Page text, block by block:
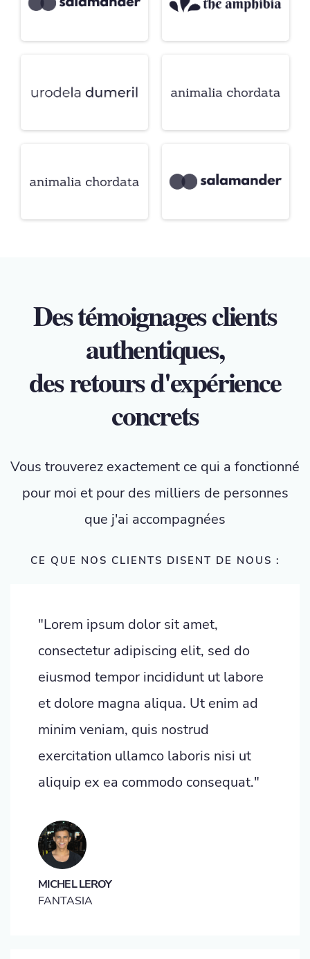
Des témoignages clients
authentiques,
des retours d'expérience
concrets
Vous trouverez exactement ce qui a fonctionné
pour moi et pour des milliers de personnes
que j'ai accompagnées
CE QUE NOS CLIENTS DISENT DE NOUS :
"Lorem ipsum dolor sit amet,
consectetur adipiscing elit, sed do
eiusmod tempor incididunt ut labore
et dolore magna aliqua. Ut enim ad
minim veniam, quis nostrud
exercitation ullamco laboris nisi ut
aliquip ex ea commodo consequat."
MICHEL LEROY
FANTASIA